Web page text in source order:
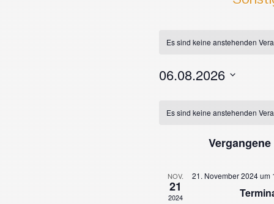
Es sind keine anstehenden
06.08.2026
wählen.
Kalender
von
Veranstaltungen
Es sind keine anstehenden
NOV.
21
2024
21. November 2024 um